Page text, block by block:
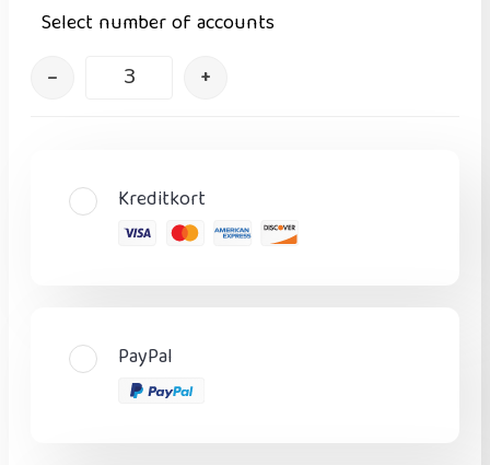
Select number of accounts
– +
Kreditkort
PayPal